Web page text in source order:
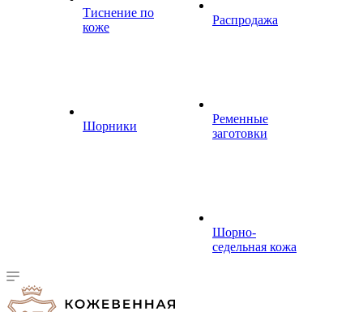
Тиснение по
коже
Шорники
Распродажа
Ременные
заготовки
Шорно-
седельная кожа